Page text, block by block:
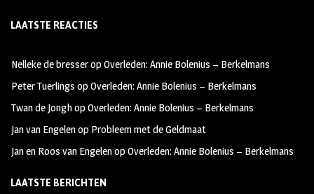
b
oo
k
ag
m
tt
LAATSTE REACTIES
Nelleke de bresseropOverleden: Annie Bolenius – Berkelmans
Peter Tuerlings opOverleden: Annie Bolenius – Berkelmans
Twan de JonghopOverleden: Annie Bolenius – Berkelmans
Jan van Engelenop Probleem met de Geldmaat
Jan en Roos van EngelenopOverleden: Annie Bolenius – Berkelmans
LAATSTE BERICHTEN